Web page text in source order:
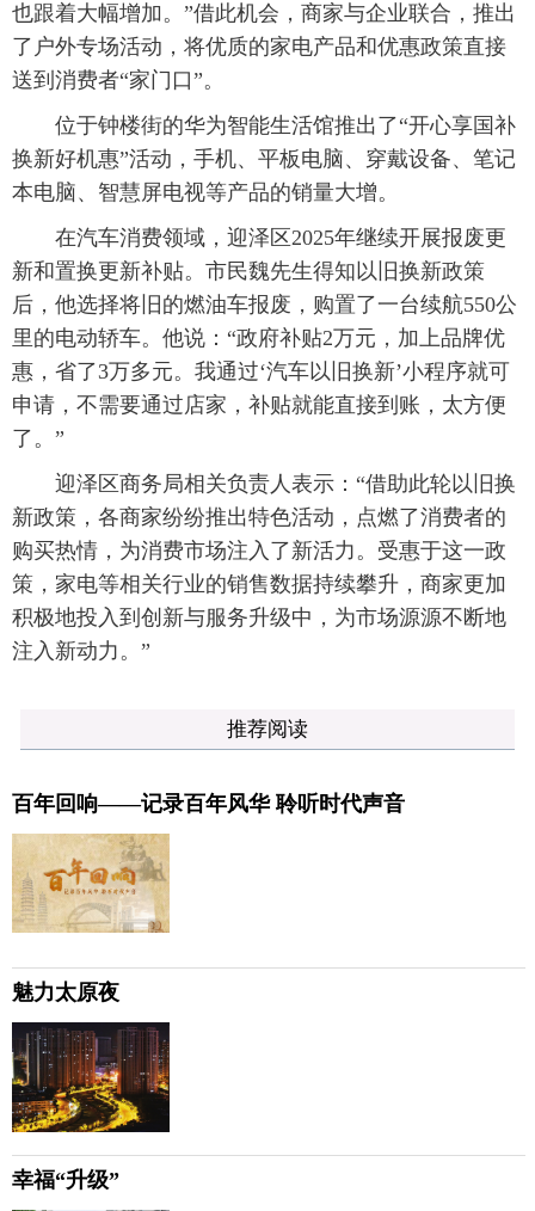
也跟着大幅增加。”借此机会，商家与企业联合，推出
了户外专场活动，将优质的家电产品和优惠政策直接
送到消费者“家门口”。
位于钟楼街的华为智能生活馆推出了“开心享国补
换新好机惠”活动，手机、平板电脑、穿戴设备、笔记
本电脑、智慧屏电视等产品的销量大增。
在汽车消费领域，迎泽区2025年继续开展报废更
新和置换更新补贴。市民魏先生得知以旧换新政策
后，他选择将旧的燃油车报废，购置了一台续航550公
里的电动轿车。他说：“政府补贴2万元，加上品牌优
惠，省了3万多元。我通过‘汽车以旧换新’小程序就可
申请，不需要通过店家，补贴就能直接到账，太方便
了。”
迎泽区商务局相关负责人表示：“借助此轮以旧换
新政策，各商家纷纷推出特色活动，点燃了消费者的
购买热情，为消费市场注入了新活力。受惠于这一政
策，家电等相关行业的销售数据持续攀升，商家更加
积极地投入到创新与服务升级中，为市场源源不断地
注入新动力。”
推荐阅读
百年回响——记录百年风华 聆听时代声音
魅力太原夜
幸福“升级”